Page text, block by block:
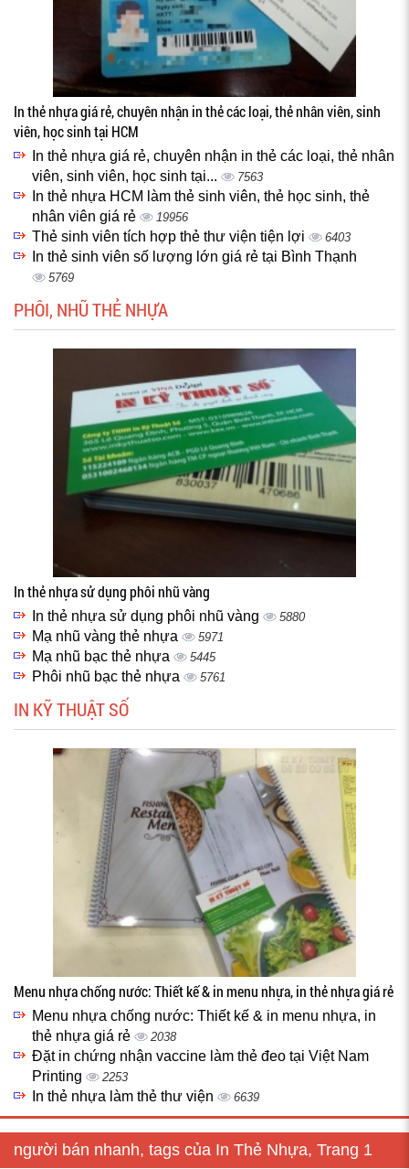
In thẻ nhựa giá rẻ, chuyên nhận in thẻ các loại, thẻ nhân viên, sinh
viên, học sinh tại HCM
In thẻ nhựa giá rẻ, chuyên nhận in thẻ các loại, thẻ nhân
viên, sinh viên, học sinh tại...
7563
In thẻ nhựa HCM làm thẻ sinh viên, thẻ học sinh, thẻ
nhân viên giá rẻ
19956
Thẻ sinh viên tích hợp thẻ thư viện tiện lợi 6403
In thẻ sinh viên số lượng lớn giá rẻ tại Bình Thạnh
5769
PHÔI, NHŨ THẺ NHỰA
In thẻ nhựa sử dụng phôi nhũ vàng
In thẻ nhựa sử dụng phôi nhũ vàng 5880
Mạ nhũ vàng thẻ nhựa 5971
Mạ nhũ bạc thẻ nhựa 5445
Phôi nhũ bạc thẻ nhựa 5761
IN KỸ THUẬT SỐ
Menu nhựa chống nước: Thiết kế & in menu nhựa, in thẻ nhựa giá rẻ
Menu nhựa chống nước: Thiết kế & in menu nhựa, in
thẻ nhựa giá rẻ
2038
Đặt in chứng nhận vaccine làm thẻ đeo tại Việt Nam
Printing
2253
In thẻ nhựa làm thẻ thư viện 6639
người bán nhanh, tags của In Thẻ Nhựa, Trang 1